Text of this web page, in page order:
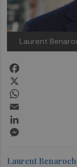
Laurent
Laurent